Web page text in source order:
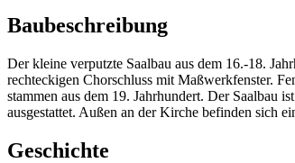
Baubeschreibung
Der kleine verputzte Saalbau aus dem 16.-18.
rechteckigen Chorschluss mit Maßwerkfenster.
stammen aus dem 19. Jahrhundert. Der Saalbau
ausgestattet. Außen an der Kirche befinden sich
Geschichte